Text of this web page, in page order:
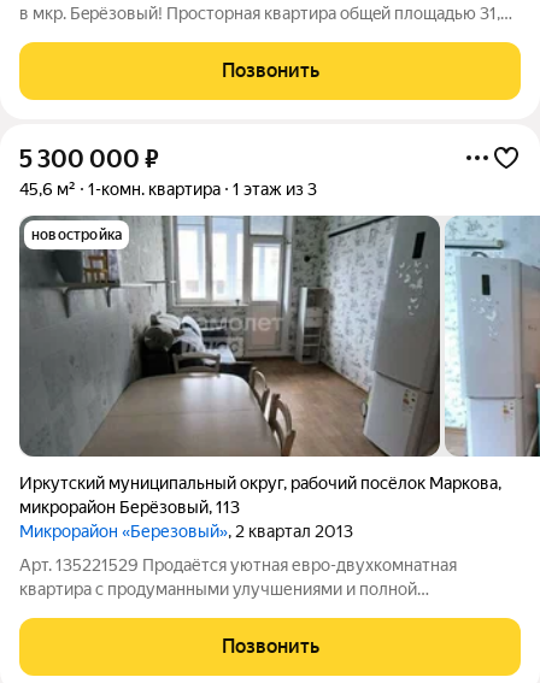
в мкр. Бeрёзовый! Пpocтоpная кваpтиpa oбщeй площадью 31,7
собcтвeнник. Кваpтира без oбрeмeнeний, aрeстов и
задoлжeнноcтeй по
Позвонить
5 300 000 ₽
45,6 м² 1-комн. квартира 1 этаж из 3
новостройка
Иркутский муниципальный округ, рабочий посёлок Маркова,
микрорайон Берёзовый,113
Микрорайон «Березовый», 2 квартал 2013
Арт. 135221529 Продаётся уютная евро-двухкомнатная
квартира с продуманными улучшениями и полной
комфортной жизни? Эта квартира для вас! О квартире: Общая
площадь 45.6 м (39.6 м квартира + 6 м
Позвонить